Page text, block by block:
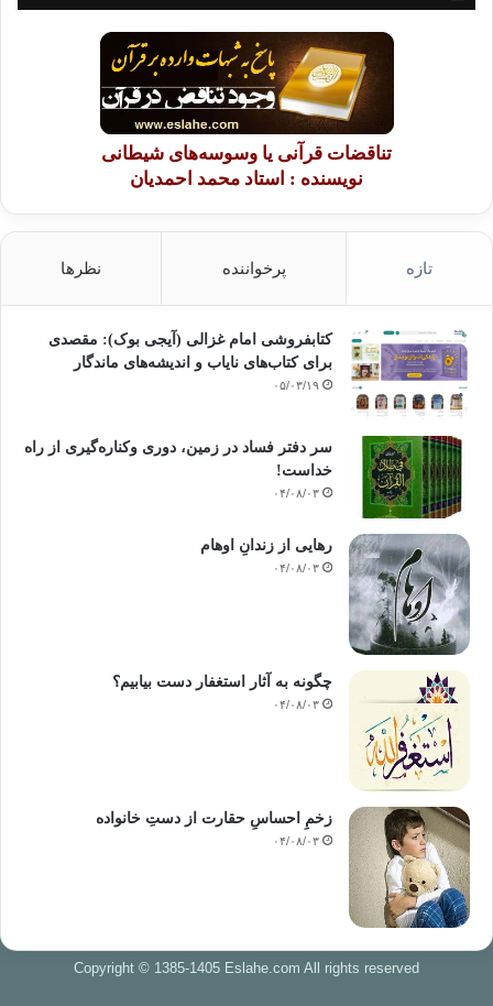
تناقضات قرآنی یا وسوسه‌های شیطانی
نویسنده : استاد محمد احمدیان
تازه پرخواننده نظرها
کتابفروشی امام غزالی (آیجی بوک): مقصدی
برای کتاب‌های نایاب و اندیشه‌های ماندگار
۰۵/۰۳/۱۹
سر دفتر فساد در زمین‌، دوری وکناره‌گیری از راه
خداست‌!
۰۴/۰۸/۰۳
رهایی از زندانِ اوهام
۰۴/۰۸/۰۳
چگونه به آثار استغفار دست بیابیم؟
۰۴/۰۸/۰۳
زخمِ احساسِ حقارت از دستِ خانواده
۰۴/۰۸/۰۳
Copyright © 1385-1405 Eslahe.com All rights reserved